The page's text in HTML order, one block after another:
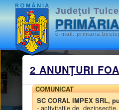
Judeţul
e-mail:
2 ANUNŢURI
COMUNICAT
SC CORAL IMPEX SRL,
- activitatile de